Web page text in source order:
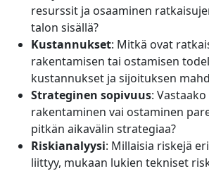
resurssit ja osaaminen
talon sisällä?
Kustannukset: Mitkä ovat
rakentamisen tai ostamisen
kustannukset ja sijoituksen
Strateginen sopivuus:
rakentaminen vai ostaminen
pitkän aikavälin strategiaa?
Riskianalyysi: Millaisia riskejä
liittyy, mukaan lukien tekniset